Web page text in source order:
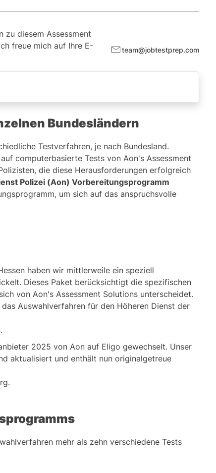
zu diesem Assessment
freue mich auf Ihre E-
team@jobtestprep.com
abstraktlogischen Tests
Bundesländern
Testverfahren, je nach Bundesland.
computerbasierte Tests von Aon's Assessment
die diese Herausforderungen erfolgreich
Polizei (Aon) Vorbereitungsprogramm
um sich auf das anspruchsvolle
haben wir mittlerweile ein speziell
Dieses Paket berücksichtigt die spezifischen
von Aon's Assessment Solutions unterscheidet.
Auswahlverfahren für den Höheren Dienst der
.
2025 von Aon auf Eligo gewechselt. Unser
aktualisiert und enthält nun originalgetreue
.
mehr als zehn verschiedene Tests